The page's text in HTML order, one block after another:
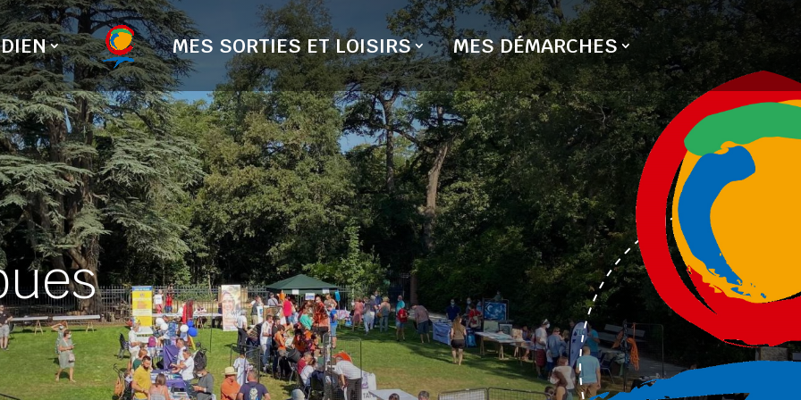
MES SORTIES ET LOISIRS MES DÉMARCHES